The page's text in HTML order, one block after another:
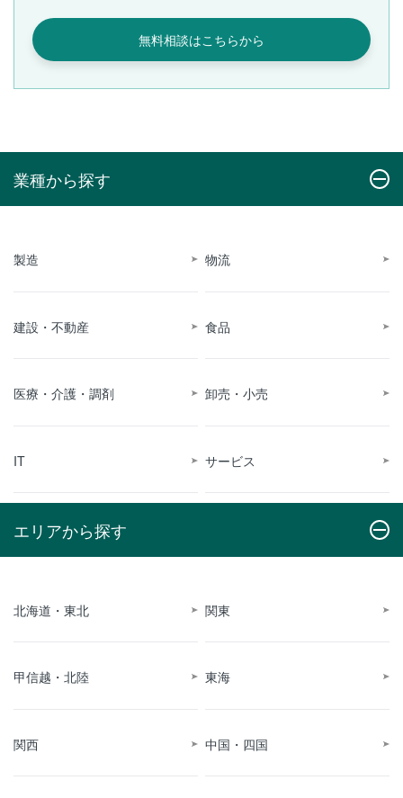
無料相談はこちらから
業種から探す
製造 物流
建設・不動産 食品
医療・介護・調剤 卸売・小売
IT サービス
エリアから探す
北海道・東北 関東
甲信越・北陸 東海
関西 中国・四国